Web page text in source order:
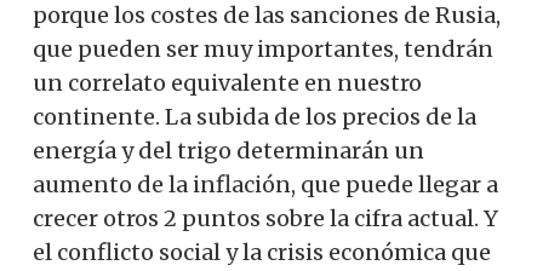
porque los costes de las sanciones de Rusia,
que pueden ser muy importantes, tendrán
un correlato equivalente en nuestro
continente. La subida de los precios de la
energía y del trigo determinarán un
aumento de la inflación, que puede llegar a
crecer otros 2 puntos sobre la cifra actual. Y
el conflicto social y la crisis económica que